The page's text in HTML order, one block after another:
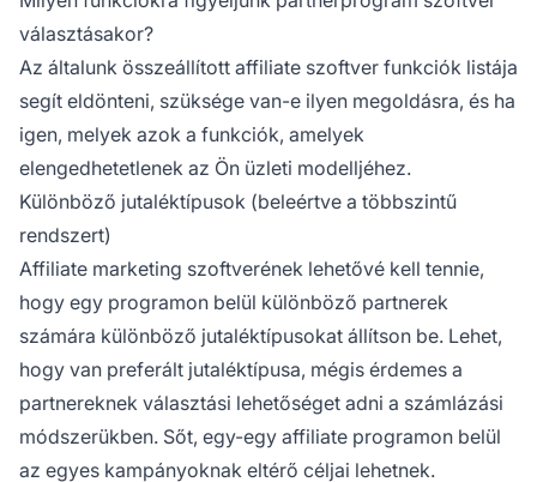
választásakor?
Az általunk összeállított affiliate szoftver funkciók listája
segít eldönteni, szüksége van-e ilyen megoldásra, és ha
igen, melyek azok a funkciók, amelyek
elengedhetetlenek az Ön üzleti modelljéhez.
Különböző jutaléktípusok (beleértve a többszintű
rendszert)
Affiliate marketing szoftverének lehetővé kell tennie,
hogy egy programon belül különböző partnerek
számára különböző jutaléktípusokat állítson be. Lehet,
hogy van preferált jutaléktípusa, mégis érdemes a
partnereknek választási lehetőséget adni a számlázási
módszerükben. Sőt, egy-egy affiliate programon belül
az egyes kampányoknak eltérő céljai lehetnek.